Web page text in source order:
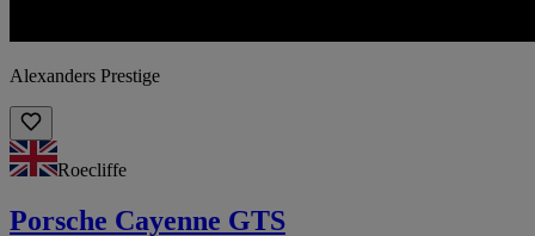
Alexanders Prestige
Roecliffe
Porsche Cayenne GTS